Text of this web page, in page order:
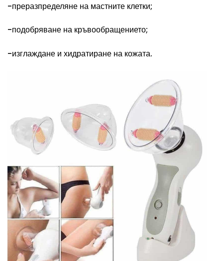
-преразпределяне на мастните клетки;
-подобряване на кръвообращението;
-изглаждане и хидратиране на кожата.